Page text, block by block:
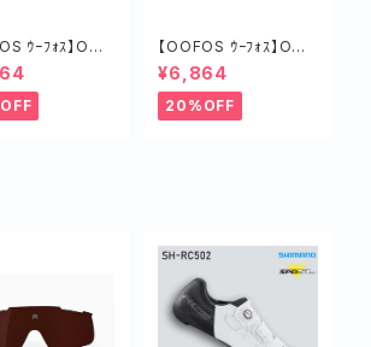
ｳｰﾌｫｽ】OOri
ﾞﾅﾙ COSM
【OOFOS ｳｰﾌｫｽ】OOri
¥6,864
20%OFF